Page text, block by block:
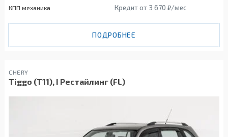
КПП механика Кредит от 3 670 ₽/мес
ПОДРОБНЕЕ
CHERY
Tiggo (T11), I Рестайлинг (FL)